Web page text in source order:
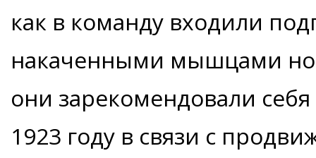
как в команду входили
накаченными мышцами
они зарекомендовали
1923 году в связи с